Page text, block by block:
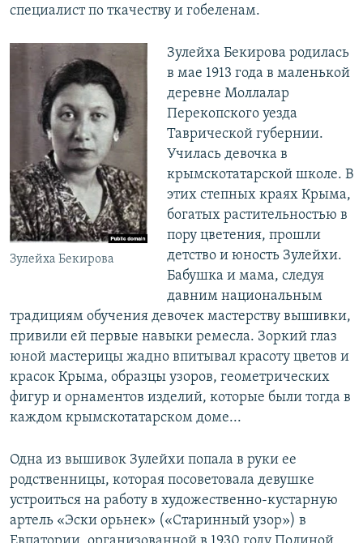
специалист по ткачеству и гобеленам.
Зулейха Бекирова
Зулейха Бекирова родилась
в мае 1913 года в маленькой
деревне Моллалар
Перекопского уезда
Таврической губернии.
Училась девочка в
крымскотатарской школе. В
этих степных краях Крыма,
богатых растительностью в
пору цветения, прошли
детство и юность Зулейхи.
Бабушка и мама, следуя
давним национальным
традициям обучения девочек мастерству вышивки,
привили ей первые навыки ремесла. Зоркий глаз
юной мастерицы жадно впитывал красоту цветов и
красок Крыма, образцы узоров, геометрических
фигур и орнаментов изделий, которые были тогда в
каждом крымскотатарском доме...
Одна из вышивок Зулейхи попала в руки ее
родственницы, которая посоветовала девушке
устроиться на работу в художественно-кустарную
артель «Эски орьнек» («Старинный узор») в